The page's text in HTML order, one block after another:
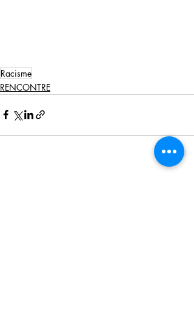
Racisme
RENCONTRE